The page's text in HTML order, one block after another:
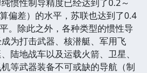
惯性制导精度已经达到了0.2～
偏差）的水平，苏联也达到了0.4
。除此之外，各种类型的惯性导
为打击武器、核潜艇、军用飞
陆地战车以及运载火箭、卫星、
等武器装备不可或缺的导航（制